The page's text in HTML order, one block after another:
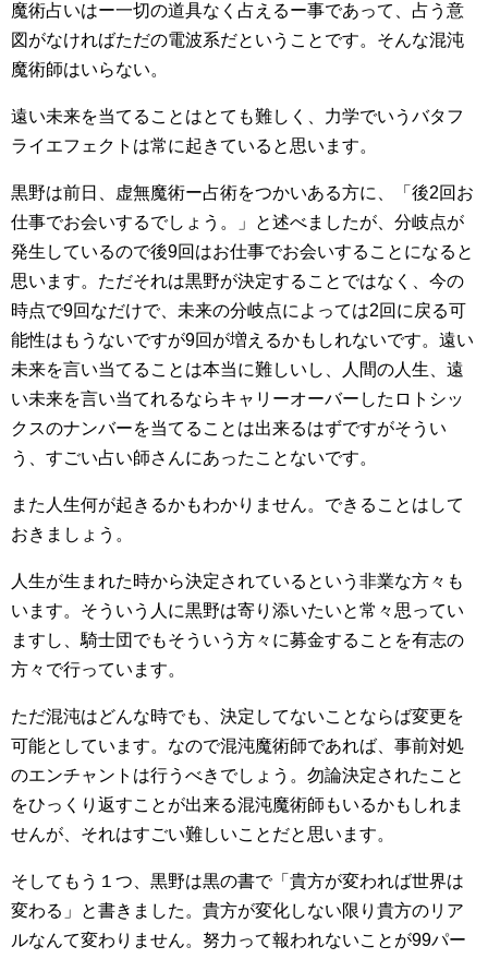
魔術占いはー一切の道具なく占えるー事であって、占う意
図がなければただの電波系だということです。そんな混沌
魔術師はいらない。
遠い未来を当てることはとても難しく、力学でいうバタフ
ライエフェクトは常に起きていると思います。
黒野は前日、虚無魔術ー占術をつかいある方に、「後2回お
仕事でお会いするでしょう。」と述べましたが、分岐点が
発生しているので後9回はお仕事でお会いすることになると
思います。ただそれは黒野が決定することではなく、今の
時点で9回なだけで、未来の分岐点によっては2回に戻る可
能性はもうないですが9回が増えるかもしれないです。遠い
未来を言い当てることは本当に難しいし、人間の人生、遠
い未来を言い当てれるならキャリーオーバーしたロトシッ
クスのナンバーを当てることは出来るはずですがそうい
う、すごい占い師さんにあったことないです。
また人生何が起きるかもわかりません。できることはして
おきましょう。
人生が生まれた時から決定されているという非業な方々も
います。そういう人に黒野は寄り添いたいと常々思ってい
ますし、騎士団でもそういう方々に募金することを有志の
方々で行っています。
ただ混沌はどんな時でも、決定してないことならば変更を
可能としています。なので混沌魔術師であれば、事前対処
のエンチャントは行うべきでしょう。勿論決定されたこと
をひっくり返すことが出来る混沌魔術師もいるかもしれま
せんが、それはすごい難しいことだと思います。
そしてもう１つ、黒野は黒の書で「貴方が変われば世界は
変わる」と書きました。貴方が変化しない限り貴方のリア
ルなんて変わりません。努力って報われないことが99パー